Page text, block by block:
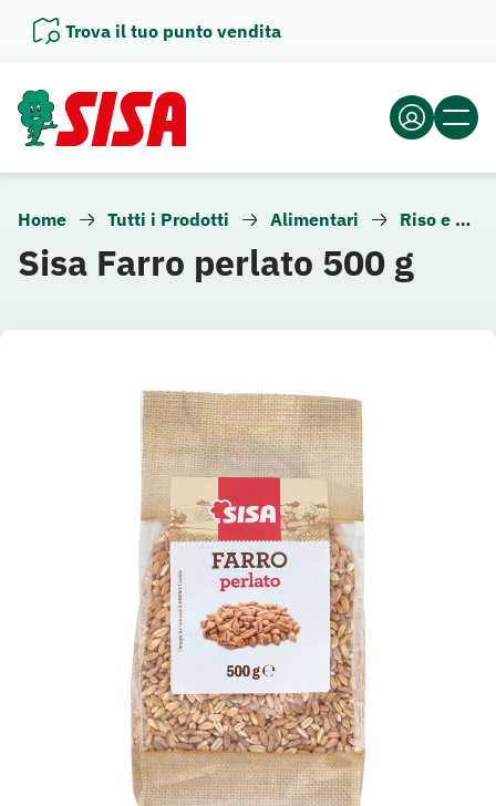
Trova il tuo punto vendita
Home Tutti i Prodotti Alimentari Riso e pasta
Sisa Farro perlato 500 g